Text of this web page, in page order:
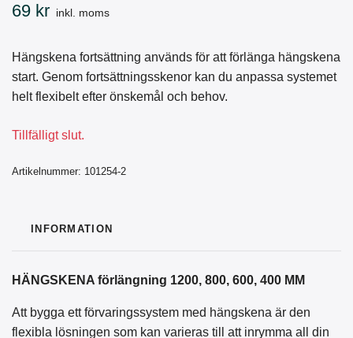
69 kr inkl. moms
Hängskena fortsättning används för att förlänga hängskena
start. Genom fortsättningsskenor kan du anpassa systemet
helt flexibelt efter önskemål och behov.
Tillfälligt slut.
Artikelnummer: 101254-2
INFORMATION
HÄNGSKENA förlängning 1200, 800, 600, 400 MM
Att bygga ett förvaringssystem med hängskena är den
flexibla lösningen som kan varieras till att inrymma all din